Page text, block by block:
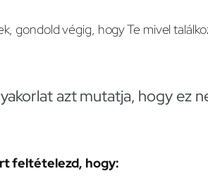
gondold végig, hogy Te mivel
azt mutatja, hogy ez
feltételezd, hogy: